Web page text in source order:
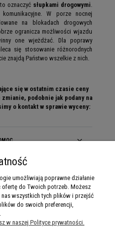
oznaczyć słupkami drogowymi
W porze nocnej
na blokadach drogowych
ogranicza możliwości wjazdu
one wjeżdżać. Dla poprawy
się stosowanie różnorodnych
znajdą Państwo wszelkie z nich.
się w ostatnim czasie ceny
podobnie jak podany na
o kontakt w sprawie wyceny:
KONTO
I DOSTAWA
umożliwiają poprawne działanie
ofertę do Twoich potrzeb. Możesz
wszystkich tych plików i przejść
do swoich preferencji,
w naszej Polityce prywatności.